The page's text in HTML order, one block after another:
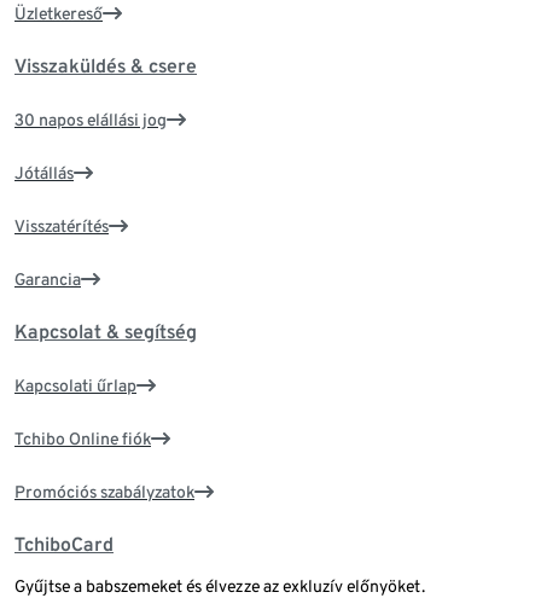
Üzletkereső
Visszaküldés & csere
30 napos elállási jog
Jótállás
Visszatérítés
Garancia
Kapcsolat & segítség
Kapcsolati űrlap
Tchibo Online fiók
Promóciós szabályzatok
TchiboCard
Gyűjtse a babszemeket és élvezze az exkluzív előnyöket.